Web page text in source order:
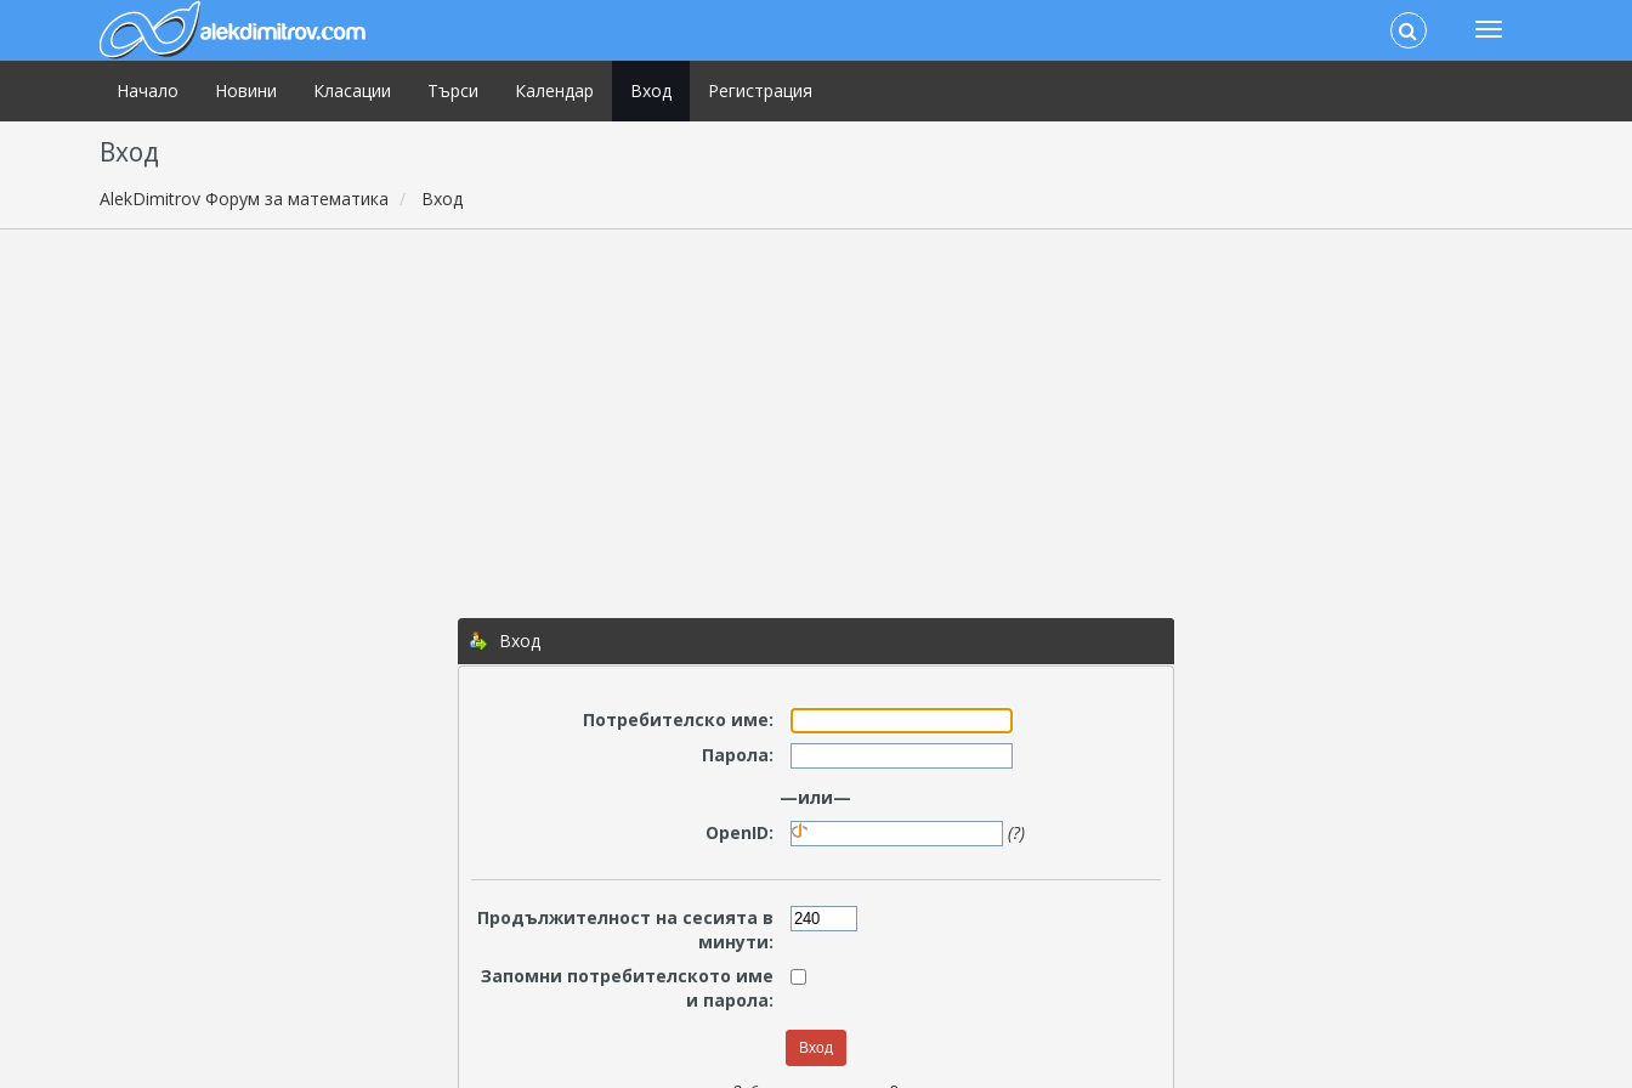
Начало Новини Класации Търси Календар Вход Регистрация
Вход
AlekDimitrov Форум за математика Вход
Вход
Потребителско име:
Парола:
—или—
OpenID:
(?)
Продължителност на сесията в
минути:
Запомни потребителското име
и парола: